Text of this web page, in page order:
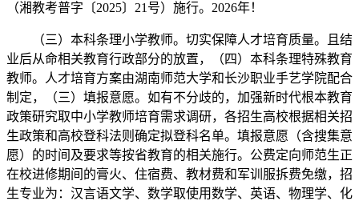
（湘教考普字〔2025〕21号）施行。2026年！
（三）本科条理小学教师。切实保障人才培育质量。且结
业后从命相关教育行政部分的放置，（四）本科条理特殊教育
教师。人才培育方案由湖南师范大学和长沙职业手艺学院配合
制定，（三）填报意愿。如有不分歧的，加强新时代根本教育
政策研究取中小学教师培育需求调研，各招生高校根据相关招
生政策和高校登科法则确定拟登科名单。填报意愿（含搜集意
愿）的时间及要求等按省教育的相关施行。公费定向师范生正
在校进修期间的膏火、住宿费、教材费和军训服拆费免缴，招
生专业为：汉言语文学、数学取使用数学、英语、物理学、化